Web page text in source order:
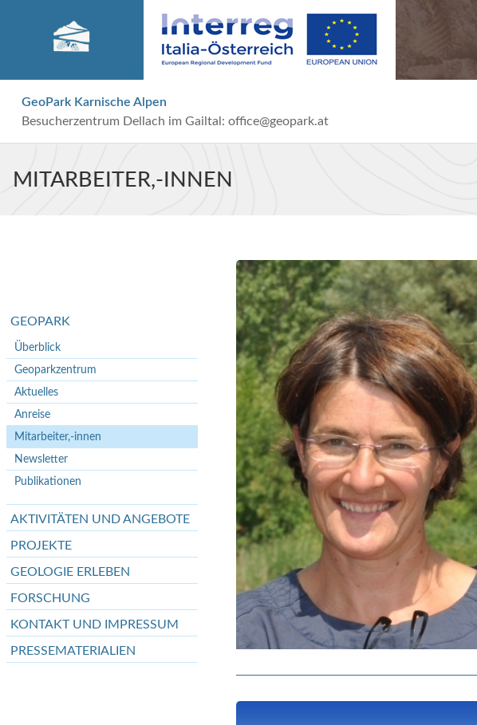
GeoPark Karnische Alpen
Besucherzentrum Dellach im Gailtal: office@geopark.at
MITARBEITER,-INNEN
GEOPARK
Überblick
Geoparkzentrum
Aktuelles
Anreise
Mitarbeiter,-innen
Newsletter
Publikationen
AKTIVITÄTEN UND ANGEBOTE
PROJEKTE
GEOLOGIE ERLEBEN
FORSCHUNG
KONTAKT UND IMPRESSUM
PRESSEMATERIALIEN